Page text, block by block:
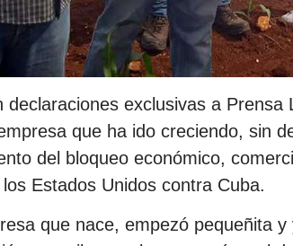
declaraciones exclusivas a Prensa
que ha ido creciendo, sin
del bloqueo económico,
Estados Unidos contra Cuba.
que nace, empezó pequeñita